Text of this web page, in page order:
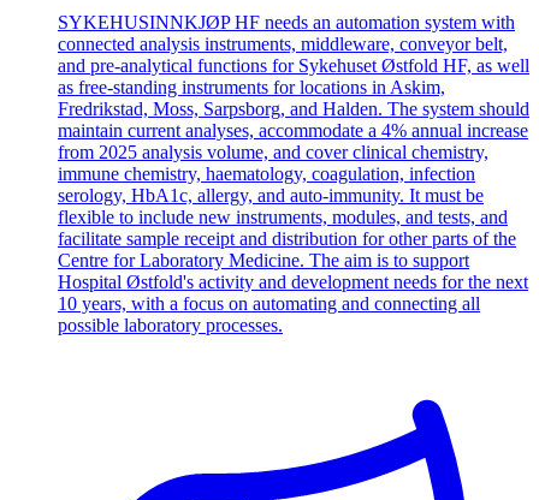
SYKEHUSINNKJØP HF needs an automation system with
connected analysis instruments, middleware, conveyor belt,
and pre-analytical functions for Sykehuset Østfold HF, as well
as free-standing instruments for locations in Askim,
Fredrikstad, Moss, Sarpsborg, and Halden. The system should
maintain current analyses, accommodate a 4% annual increase
from 2025 analysis volume, and cover clinical chemistry,
immune chemistry, haematology, coagulation, infection
serology, HbA1c, allergy, and auto-immunity. It must be
flexible to include new instruments, modules, and tests, and
facilitate sample receipt and distribution for other parts of the
Centre for Laboratory Medicine. The aim is to support
Hospital Østfold's activity and development needs for the next
10 years, with a focus on automating and connecting all
possible laboratory processes.